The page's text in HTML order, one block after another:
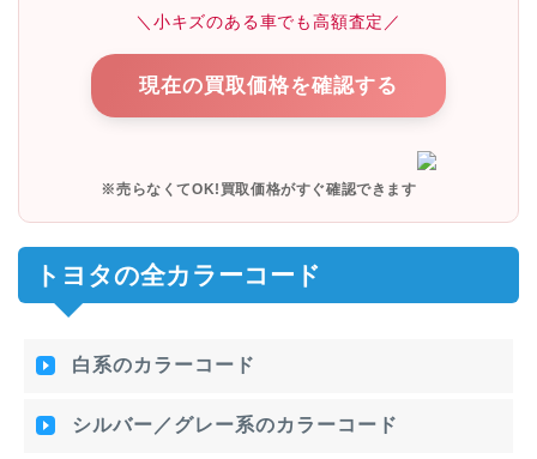
＼小キズのある車でも高額査定／
現在の買取価格を確認する
※売らなくてOK!買取価格がすぐ確認できます
トヨタの全カラーコード
白系のカラーコード
シルバー／グレー系のカラーコード